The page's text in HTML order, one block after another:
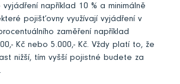
vyjádření například 10 % a minimálně
pojišťovny využívají vyjádření v
zaměření například
Kč nebo 5.000,- Kč. Vždy platí to, že
nižší, tím vyšší pojistné budete za